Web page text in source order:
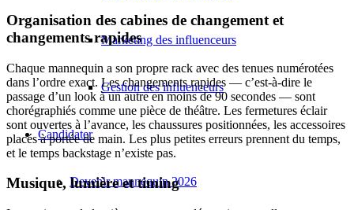
Marketing des influenceurs
Gestion des influenceurs
Candidater
Devenir mannequin 2026
Organisation des cabines de changement et
changements rapides
Chaque mannequin a son propre rack avec des tenues numérotées
dans l’ordre exact. Les changements rapides — c’est-à-dire le
passage d’un look à un autre en moins de 90 secondes — sont
chorégraphiés comme une pièce de théâtre. Les fermetures éclair
sont ouvertes à l’avance, les chaussures positionnées, les accessoires
placés à portée de main. Les plus petites erreurs prennent du temps,
et le temps backstage n’existe pas.
Musique, lumière et timing